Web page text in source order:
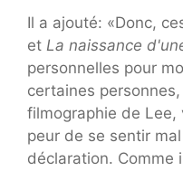
Il a ajouté: «Donc,
et La naissance
personnelles pour
certaines
filmographie de Lee,
peur de se sentir
déclaration. Comme